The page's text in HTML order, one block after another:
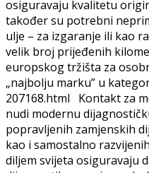
osiguravaju kvalitetu
također su potrebni
ulje – za izgaranje ili kao
velik broj prijeđenih
europskog tržišta za
„najbolju marku” u
207168.html Kontakt za
nudi modernu
popravljenih zamjenskih
kao i samostalno
diljem svijeta osiguravaju